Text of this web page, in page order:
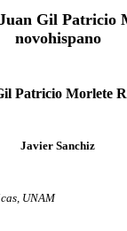
Gil Patricio
novohispano
Patricio Morlete
Javier Sanchiz
UNAM